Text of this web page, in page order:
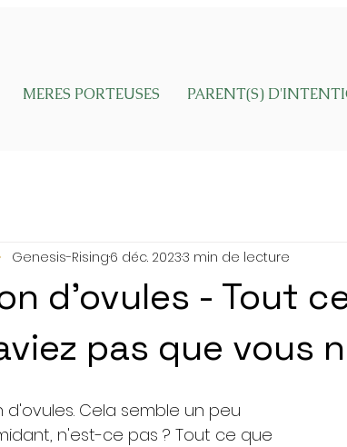
MERES PORTEUSES PARENT(S)
d'ovules - Tout
pas que vous
Genesis-Rising6 déc. 20233 min de lecture
d'ovules. Cela semble un peu
n'est-ce pas ? Tout ce que